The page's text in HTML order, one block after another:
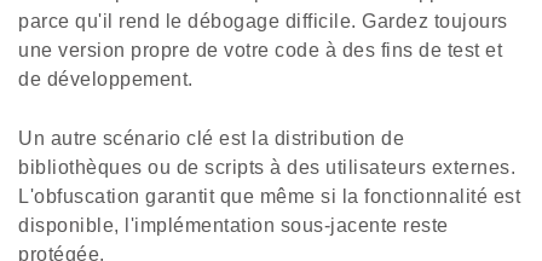
parce qu'il rend le débogage difficile. Gardez toujours
une version propre de votre code à des fins de test et
de développement.
Un autre scénario clé est la distribution de
bibliothèques ou de scripts à des utilisateurs externes.
L'obfuscation garantit que même si la fonctionnalité est
disponible, l'implémentation sous-jacente reste
protégée.